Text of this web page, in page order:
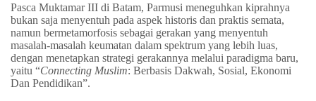
Pasca Muktamar III di Batam, Parmusi meneguhkan kiprahnya
bukan saja menyentuh pada aspek historis dan praktis semata,
namun bermetamorfosis sebagai gerakan yang menyentuh
masalah-masalah keumatan dalam spektrum yang lebih luas,
dengan menetapkan strategi gerakannya melalui paradigma baru,
yaitu “Connecting Muslim: Berbasis Dakwah, Sosial, Ekonomi
Dan Pendidikan”.